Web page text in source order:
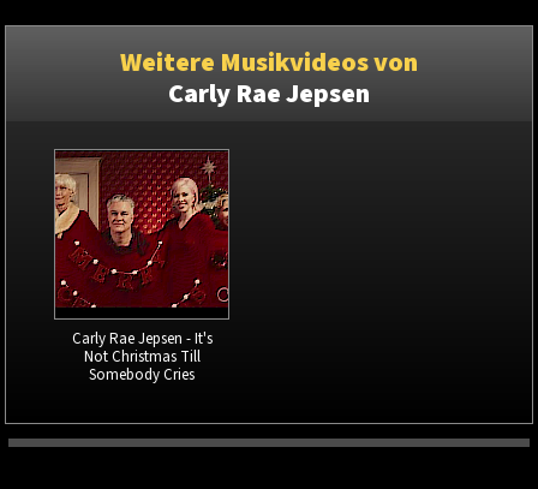
Weitere Musikvideos von
Carly Rae Jepsen
Carly Rae Jepsen - It's
Not Christmas Till
Somebody Cries